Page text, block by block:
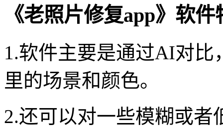
《老照片修复app》软
1.软件主要是通过AI对
里的场景和颜色。
2.还可以对一些模糊或者